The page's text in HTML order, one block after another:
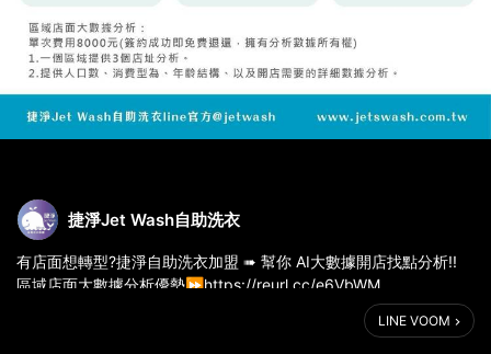
捷淨Jet Wash自助洗衣
有店面想轉型?捷淨自助洗衣加盟 ➠ 幫你 AI大數據開店找點分析!!
區域店面大數據分析優勢⏩https://reurl.cc/e6VbWM
LINE VOOM